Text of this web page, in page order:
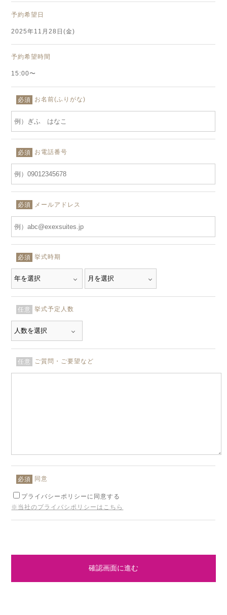
予約希望日
2025年11月28日(金)
予約希望時間
15:00〜
必須 お名前(ふりがな)
必須 お電話番号
必須 メールアドレス
必須 挙式時期
任意 挙式予定人数
任意 ご質問・ご要望など
必須 同意
プライバシーポリシーに同意する
※当社のプライバシポリシーはこちら
確認画面に進む